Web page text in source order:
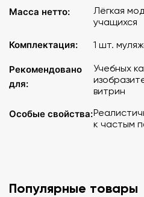
Масса нетто:
Лёгкая
учащихся
Комплектация:
1 шт.
Рекомендовано
для:
Учебных
витрин
Особые свойства:
к частым
Популярные товары